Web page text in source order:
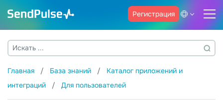
Регистрация
Главная База знаний
Каталог приложений и
интеграций
Для пользователей